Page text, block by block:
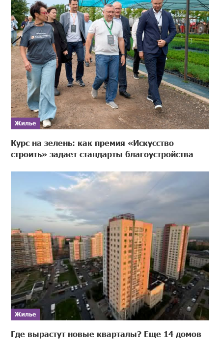
Жилье
Курс на зелень: как премия «Искусство
строить» задает стандарты благоустройства
Жилье
Где вырастут новые кварталы? Еще 14 домов